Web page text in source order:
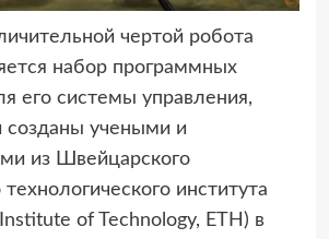
чертой робота
набор программных
его системы управления,
учеными и
из Швейцарского
института
of Technology, ETH) в